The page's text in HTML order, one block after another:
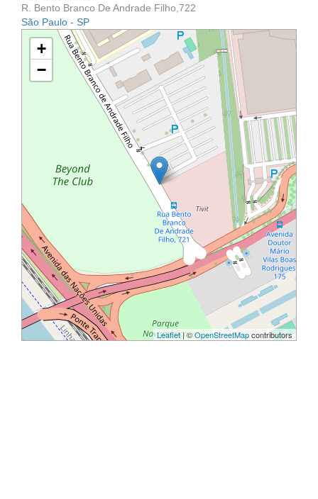
R. Bento Branco De Andrade Filho,722
São Paulo - SP
+
−
Leaflet| ©OpenStreetMapcontributors